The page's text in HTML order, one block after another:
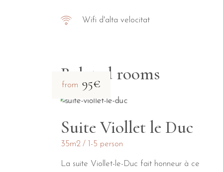
Wifi d'alta velocitat
Related rooms
from 95€
Suite Viollet le Duc
35m2 1-5 person
La suite Viollet-le-Duc fait honneur à ce